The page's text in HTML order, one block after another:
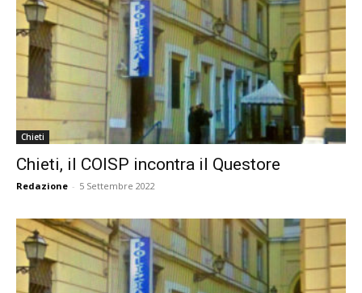
Chieti
Chieti, il COISP incontra il Questore
Redazione - 5 Settembre 2022